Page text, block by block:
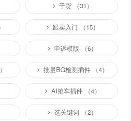
干货 （31）
跟卖入门 （15）
申诉模版 （6）
批量BG检测插件 （4）
AI抢车插件 （4）
选关键词 （2）